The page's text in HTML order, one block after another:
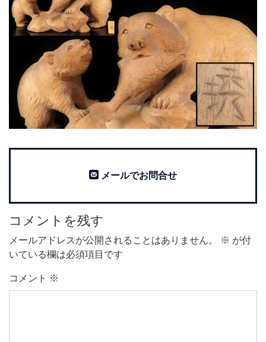
メールでお問合せ
コメントを残す
メールアドレスが公開されることはありません。 ※ が付
いている欄は必須項目です
コメント ※